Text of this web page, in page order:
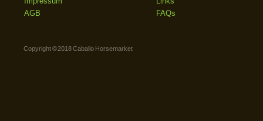
AGB
FAQs
Copyright © 2018 Caballo Horsemarket